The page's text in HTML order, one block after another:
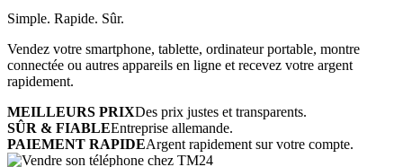
Simple. Rapide. Sûr.
Vendez votre smartphone, tablette, ordinateur portable, montre
connectée ou autres appareils en ligne et recevez votre argent
rapidement.
MEILLEURS PRIXDes prix justes et transparents.
SÛR & FIABLEEntreprise allemande.
PAIEMENT RAPIDEArgent rapidement sur votre compte.